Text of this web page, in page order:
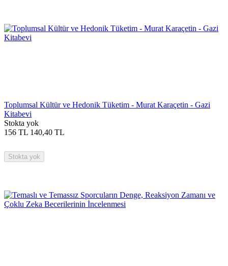
Toplumsal Kültür ve Hedonik Tüketim - Murat Karaçetin - Gazi
Kitabevi
Stokta yok
156 TL 140,40 TL
Stokta yok